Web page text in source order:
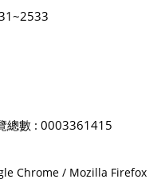
總數 : 0003361415
Chrome / Mozilla Firefox